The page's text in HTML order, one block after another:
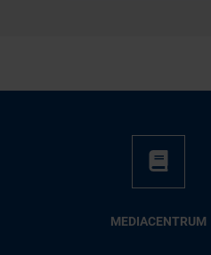
ME­DIA­CEN­TRUM